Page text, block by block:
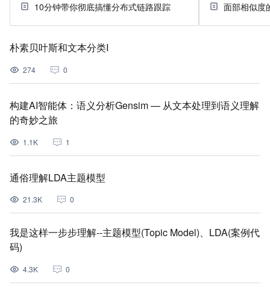
10分钟带你彻底搞懂分布式链路跟踪
面部相似度
朴素贝叶斯和文本分类I
274 0
构建AI智能体：语义分析Gensim — 从文本处理到语义理解
的奇妙之旅
1.1K 1
通俗理解LDA主题模型
21.3K 0
我是这样一步步理解--主题模型(Topic Model)、LDA(案例代
码)
4.3K 0